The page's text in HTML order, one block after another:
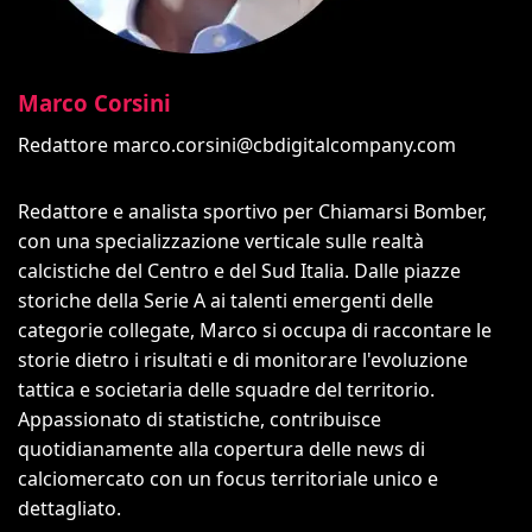
Marco Corsini
Redattore marco.corsini@cbdigitalcompany.com
Redattore e analista sportivo per Chiamarsi Bomber,
con una specializzazione verticale sulle realtà
calcistiche del Centro e del Sud Italia. Dalle piazze
storiche della Serie A ai talenti emergenti delle
categorie collegate, Marco si occupa di raccontare le
storie dietro i risultati e di monitorare l'evoluzione
tattica e societaria delle squadre del territorio.
Appassionato di statistiche, contribuisce
quotidianamente alla copertura delle news di
calciomercato con un focus territoriale unico e
dettagliato.